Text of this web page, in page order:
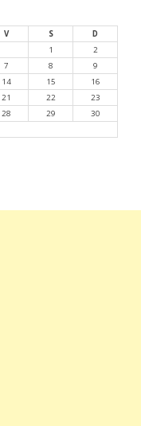
V S
D
1
2
7 8
9
14 15
16
21 22
23
28 29
30